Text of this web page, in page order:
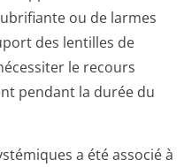
ou de larmes
des lentilles de
le recours
pendant la durée du
a été associé à